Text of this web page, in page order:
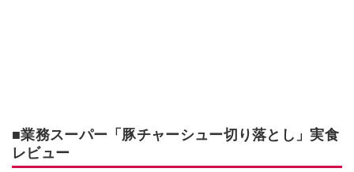
■業務スーパー「豚チャーシュー切り落とし」実食
レビュー